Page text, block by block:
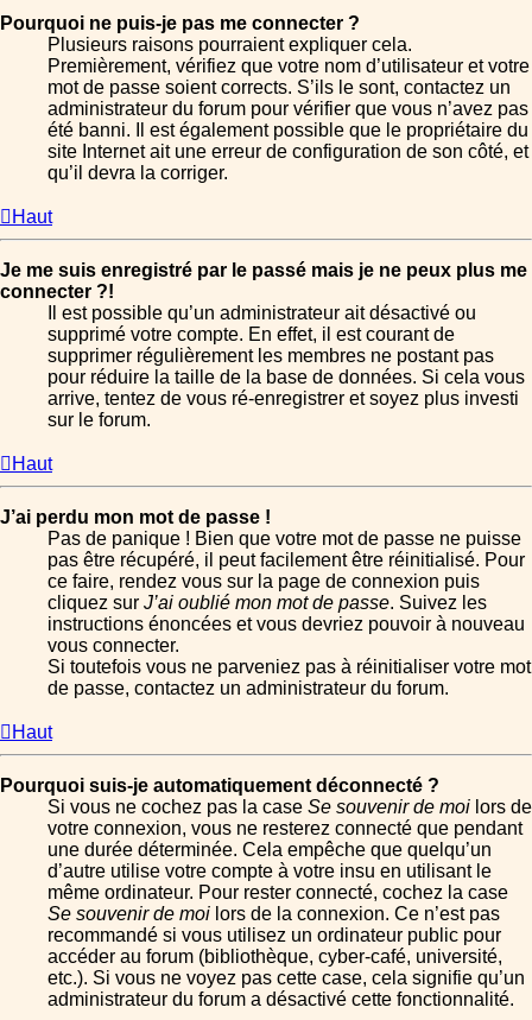
Pourquoi ne puis-je pas me connecter ?
Plusieurs raisons pourraient expliquer cela.
Premièrement, vérifiez que votre nom d’utilisateur et votre
mot de passe soient corrects. S’ils le sont, contactez un
administrateur du forum pour vérifier que vous n’avez pas
été banni. Il est également possible que le propriétaire du
site Internet ait une erreur de configuration de son côté, et
qu’il devra la corriger.
Haut
Je me suis enregistré par le passé mais je ne peux plus me
connecter ?!
Il est possible qu’un administrateur ait désactivé ou
supprimé votre compte. En effet, il est courant de
supprimer régulièrement les membres ne postant pas
pour réduire la taille de la base de données. Si cela vous
arrive, tentez de vous ré-enregistrer et soyez plus investi
sur le forum.
Haut
J’ai perdu mon mot de passe !
Pas de panique ! Bien que votre mot de passe ne puisse
pas être récupéré, il peut facilement être réinitialisé. Pour
ce faire, rendez vous sur la page de connexion puis
cliquez sur J’ai oublié mon mot de passe. Suivez les
instructions énoncées et vous devriez pouvoir à nouveau
vous connecter.
Si toutefois vous ne parveniez pas à réinitialiser votre mot
de passe, contactez un administrateur du forum.
Haut
Pourquoi suis-je automatiquement déconnecté ?
Si vous ne cochez pas la case Se souvenir de moi lors de
votre connexion, vous ne resterez connecté que pendant
une durée déterminée. Cela empêche que quelqu’un
d’autre utilise votre compte à votre insu en utilisant le
même ordinateur. Pour rester connecté, cochez la case
Se souvenir de moi lors de la connexion. Ce n’est pas
recommandé si vous utilisez un ordinateur public pour
accéder au forum (bibliothèque, cyber-café, université,
etc.). Si vous ne voyez pas cette case, cela signifie qu’un
administrateur du forum a désactivé cette fonctionnalité.